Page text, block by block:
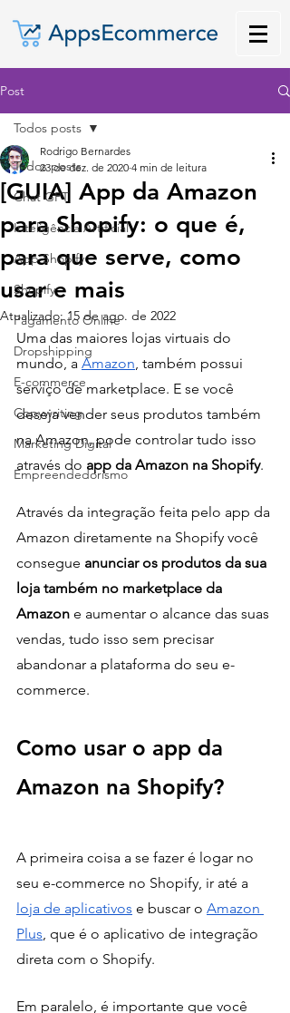
Post
Todos posts
Chat GPT
Inteligência Artificial
App Shopify
Shopify
Pagamento Online
Dropshipping
E-commerce
Copywriting
Marketing Digital
Empreendedorismo
Todos posts
[GUIA] App da Amazon
para Shopify: o que é,
para que serve, como
usar e mais
Rodrigo Bernardes
23 de dez. de 2020 4 min de leitura
Atualizado:15 de ago. de 2022
Uma das maiores lojas virtuais do
mundo, a Amazon, também possui
serviço de marketplace. E se você
deseja vender seus produtos também
na Amazon, pode controlar tudo isso
através do app da Amazon na Shopify.
Através da integração feita pelo app da
Amazon diretamente na Shopify você
consegue anunciar os produtos da sua
loja também no marketplace da
Amazon e aumentar o alcance das suas
vendas, tudo isso sem precisar
abandonar a plataforma do seu e-
commerce.
Como usar o app da
Amazon na Shopify?
A primeira coisa a se fazer é logar no
seu e-commerce no Shopify, ir até a
loja de aplicativos e buscar o Amazon
Plus, que é o aplicativo de integração
direta com o Shopify.
Em paralelo, é importante que você